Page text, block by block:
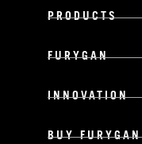
PRODUCTS
FURYGAN
INNOVATION
BUY FURYGAN